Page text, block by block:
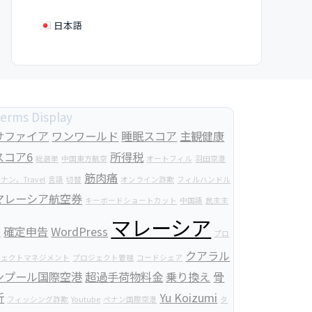
日本語
Display
ファイア ワンワールド 睡眠スコア 主観健康
コア6 総選挙 中国東方航空 所得税 オートフィル 羽田空港
ン，Travel 言語 切替 筋肉痛 オンライン詐欺 フィルハンドル
レーシア航空券 キーボードショートカット 中国語 民主主
確定申告 WordPress マレーシア プロ
クトマネジメント プロジェクト管理 コードシェア クアラル
プール国際空港 超過手荷物料金 乗り換え 骨
フィッシング詐欺 Youtube ペナン国際空港 Yu Koizumi タ